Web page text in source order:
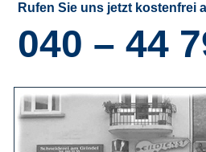
Rufen Sie uns jetzt kostenfrei
040 – 44